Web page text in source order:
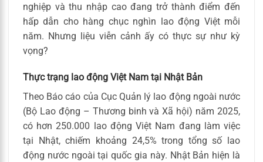
nghiệp và thu nhập cao đang trở thành điểm đến
hấp dẫn cho hàng chục nghìn lao động Việt mỗi
năm. Nhưng liệu viễn cảnh ấy có thực sự như kỳ
vọng?
Thực trạng lao động Việt Nam tại Nhật Bản
Theo Báo cáo của Cục Quản lý lao động ngoài nước
(Bộ Lao động – Thương binh và Xã hội) năm 2025,
có hơn 250.000 lao động Việt Nam đang làm việc
tại Nhật, chiếm khoảng 24,5% trong tổng số lao
động nước ngoài tại quốc gia này. Nhật Bản hiện là